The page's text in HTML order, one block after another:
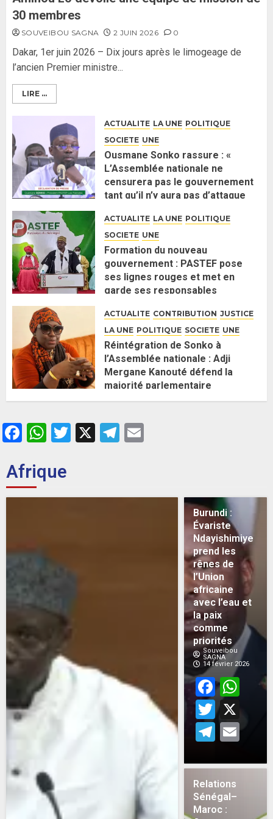
30 membres
SOUVEIBOU SAGNA 2 JUIN 2026 0
Dakar, 1er juin 2026 – Dix jours après le limogeage de
l’ancien Premier ministre...
LIRE ...
ACTUALITE LA UNE POLITIQUE
SOCIETE UNE
Ousmane Sonko rassure : «
L’Assemblée nationale ne
censurera pas le gouvernement
tant qu’il n’y aura pas d’attaque
2 JUIN 2026 0
ACTUALITE LA UNE POLITIQUE
SOCIETE UNE
Formation du nouveau
gouvernement : PASTEF pose
ses lignes rouges et met en
garde ses responsables
ACTUALITE CONTRIBUTION JUSTICE
LA UNE POLITIQUE SOCIETE UNE
Réintégration de Sonko à
l’Assemblée nationale : Adji
Mergane Kanouté défend la
majorité parlementaire
26 MAI 2026 0
Facebook
WhatsApp
Twitter
X Telegram
Afrique
Burundi :
Évariste
Ndayishimiye
prend les
rênes de
l’Union
africaine
avec l’eau et
la paix
comme
priorités
Souveibou
SAGNA
14 février 2026
X
Relations
Sénégal–
Maroc :